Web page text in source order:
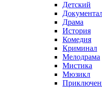
Детский
Драма
История
Комедия
Криминал
Мелодрама
Мистика
Мюзикл